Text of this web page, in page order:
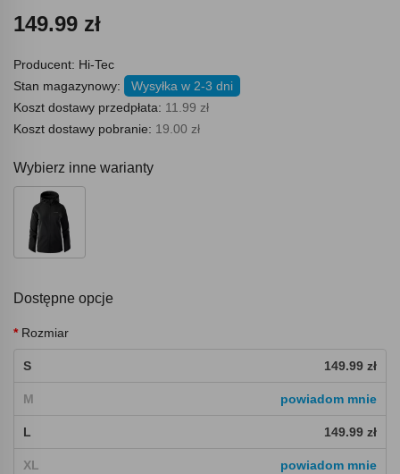
149.99 zł
Producent: Hi-Tec
Stan magazynowy:
Wysyłka w 2-3 dni
Koszt dostawy przedpłata: 11.99 zł
Koszt dostawy pobranie: 19.00 zł
Wybierz inne warianty
Dostępne opcje
Rozmiar
S 149.99 zł
M powiadom mnie
L 149.99 zł
XL powiadom mnie